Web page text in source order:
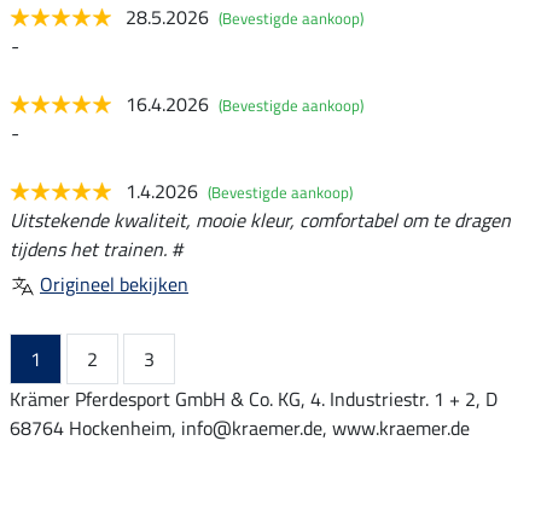
28.5.2026 (Bevestigde aankoop)
-
16.4.2026 (Bevestigde aankoop)
-
1.4.2026 (Bevestigde aankoop)
Uitstekende kwaliteit, mooie kleur, comfortabel om te dragen
tijdens het trainen. #
Origineel bekijken
1 2
3
Krämer Pferdesport GmbH & Co. KG, 4. Industriestr. 1 + 2, D
68764 Hockenheim, info@kraemer.de, www.kraemer.de